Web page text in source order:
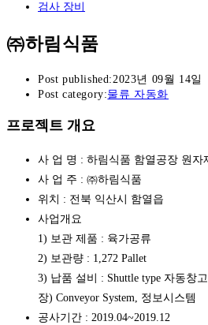
검사 장비
㈜하림식품
Post published:2023년 09월 14일
Post category:물류 자동화
프로젝트 개요
사 업 명 : 하림식품 함열공장 원자
사 업 주 : ㈜하림식품
위치 : 전북 익산시 함열읍
사업개요
1) 보관 제품 : 육가공류
2) 보관량 : 1,272 Pallet
3) 납품 설비 : Shuttle type 자동창
장) Conveyor System, 정보시스템
공사기간 : 2019.04~2019.12